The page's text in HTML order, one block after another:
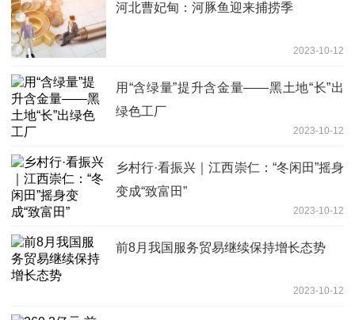
河北曹妃甸：河豚鱼迎来捕捞季
2023-10-12
用“含绿量”提升含金量——黑土地“长”出
绿色工厂
2023-10-12
乡村行·看振兴｜江西崇仁：“冬闲田”摇身
变成“致富田”
2023-10-12
前8月我国服务贸易继续保持增长态势
2023-10-12